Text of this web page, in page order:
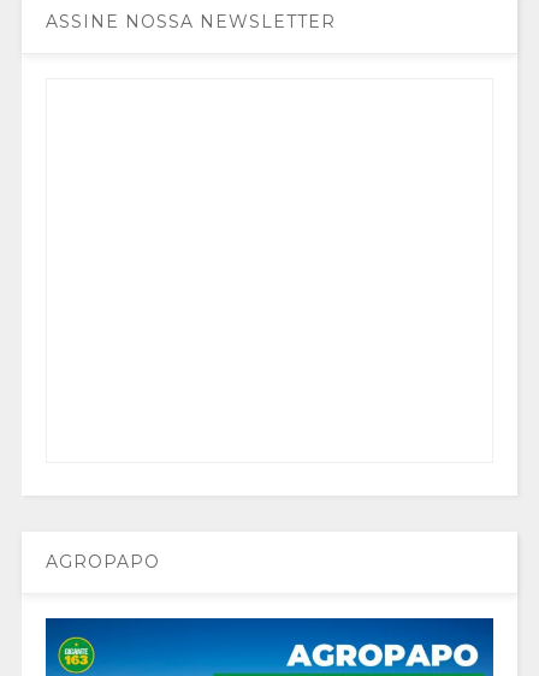
ASSINE NOSSA NEWSLETTER
AGROPAPO